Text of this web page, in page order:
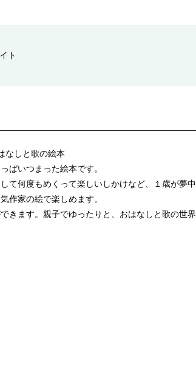
ト
しと歌の絵本
ぱいつまった絵本です。
て何度もめくって楽しいしかけなど、１歳が夢中
作家の絵で楽しめます。
きます。親子でゆったりと、おはなしと歌の世界